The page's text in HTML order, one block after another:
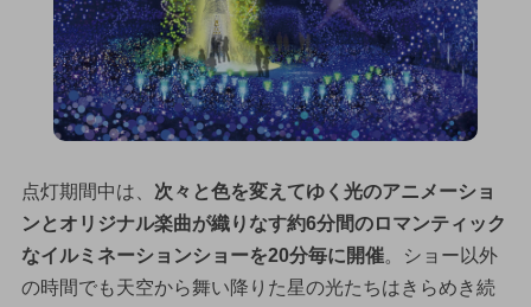
点灯期間中は、 次々と色を変えてゆく光のアニメーショ
ンとオリジナル楽曲が織りなす約6分間のロマンティック
なイルミネーションショーを20分毎に開催。ショー以外
の時間でも天空から舞い降りた星の光たちはきらめき続